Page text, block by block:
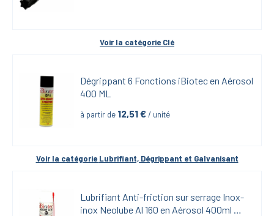
Voir la catégorie Clé
Dégrippant 6 Fonctions iBiotec en Aérosol
400 ML
à partir de 12,51 € / unité
Voir la catégorie Lubrifiant, Dégrippant et Galvanisant
Lubrifiant Anti-friction sur serrage Inox-
inox Neolube Al 160 en Aérosol 400ml